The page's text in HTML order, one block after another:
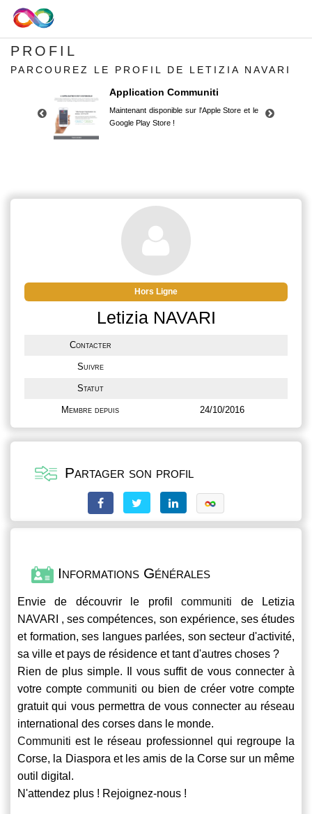
PROFIL
PARCOUREZ LE PROFIL DE LETIZIA NAVARI
Application Communiti
Maintenant disponible sur l'Apple Store et le
Google Play Store !
Google Play Store !
Hors Ligne
Letizia NAVARI
Contacter
Suivre
Statut
Membre depuis 24/10/2016
Partager son profil
Informations Générales
Envie de découvrir le profilcommuniti de Letizia
NAVARI , ses compétences, son expérience, ses études
et formation, ses langues parlées, son secteur d'activité,
sa ville et pays de résidence et tant d'autres choses ?
Rien de plus simple. Il vous suffit de vous connecter à
votre compte communiti ou bien de créer votre compte
gratuit qui vous permettra de vous connecter au réseau
international des corses dans le monde.
Communiti est le réseau professionnel qui regroupe la
Corse, la Diaspora et les amis de la Corse sur un même
outil digital.
N'attendez plus ! Rejoignez-nous !